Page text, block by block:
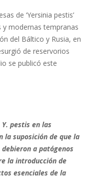
de ‘Yersinia pestis’
y modernas tempranas
del Báltico y Rusia, en
de reservorios
se publicó este
pestis en las
la suposición de que la
a patógenos
la introducción de
esenciales de la